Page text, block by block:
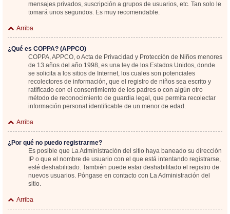
mensajes privados, suscripción a grupos de usuarios, etc. Tan solo le
tomará unos segundos. Es muy recomendable.
Arriba
¿Qué es COPPA? (APPCO)
COPPA, APPCO, o Acta de Privacidad y Protección de Niños menores
de 13 años del año 1998, es una ley de los Estados Unidos, donde
se solicita a los sitios de Internet, los cuales son potenciales
recolectores de información, que el registro de niños sea escrito y
ratificado con el consentimiento de los padres o con algún otro
método de reconocimiento de guardia legal, que permita recolectar
información personal identificable de un menor de edad.
Arriba
¿Por qué no puedo registrarme?
Es posible que La Administración del sitio haya baneado su dirección
IP o que el nombre de usuario con el que está intentando registrarse,
esté deshabilitado. También puede estar deshabilitado el registro de
nuevos usuarios. Póngase en contacto con La Administración del
sitio.
Arriba